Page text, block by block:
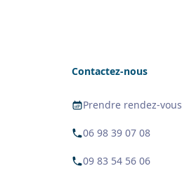
Contactez-nous
Prendre rendez-vous
06 98 39 07 08
09 83 54 56 06